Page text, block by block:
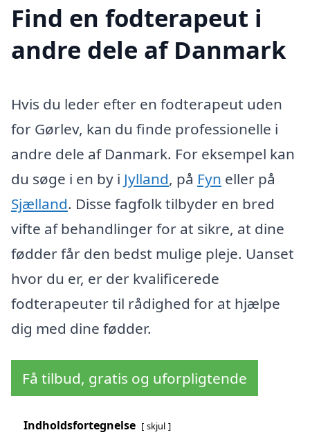
Find en fodterapeut i
andre dele af Danmark
Hvis du leder efter en fodterapeut uden
for Gørlev, kan du finde professionelle i
andre dele af Danmark. For eksempel kan
du søge i en by i Jylland, på Fyn eller på
Sjælland. Disse fagfolk tilbyder en bred
vifte af behandlinger for at sikre, at dine
fødder får den bedst mulige pleje. Uanset
hvor du er, er der kvalificerede
fodterapeuter til rådighed for at hjælpe
dig med dine fødder.
Få tilbud, gratis og uforpligtende
Indholdsfortegnelse skjul